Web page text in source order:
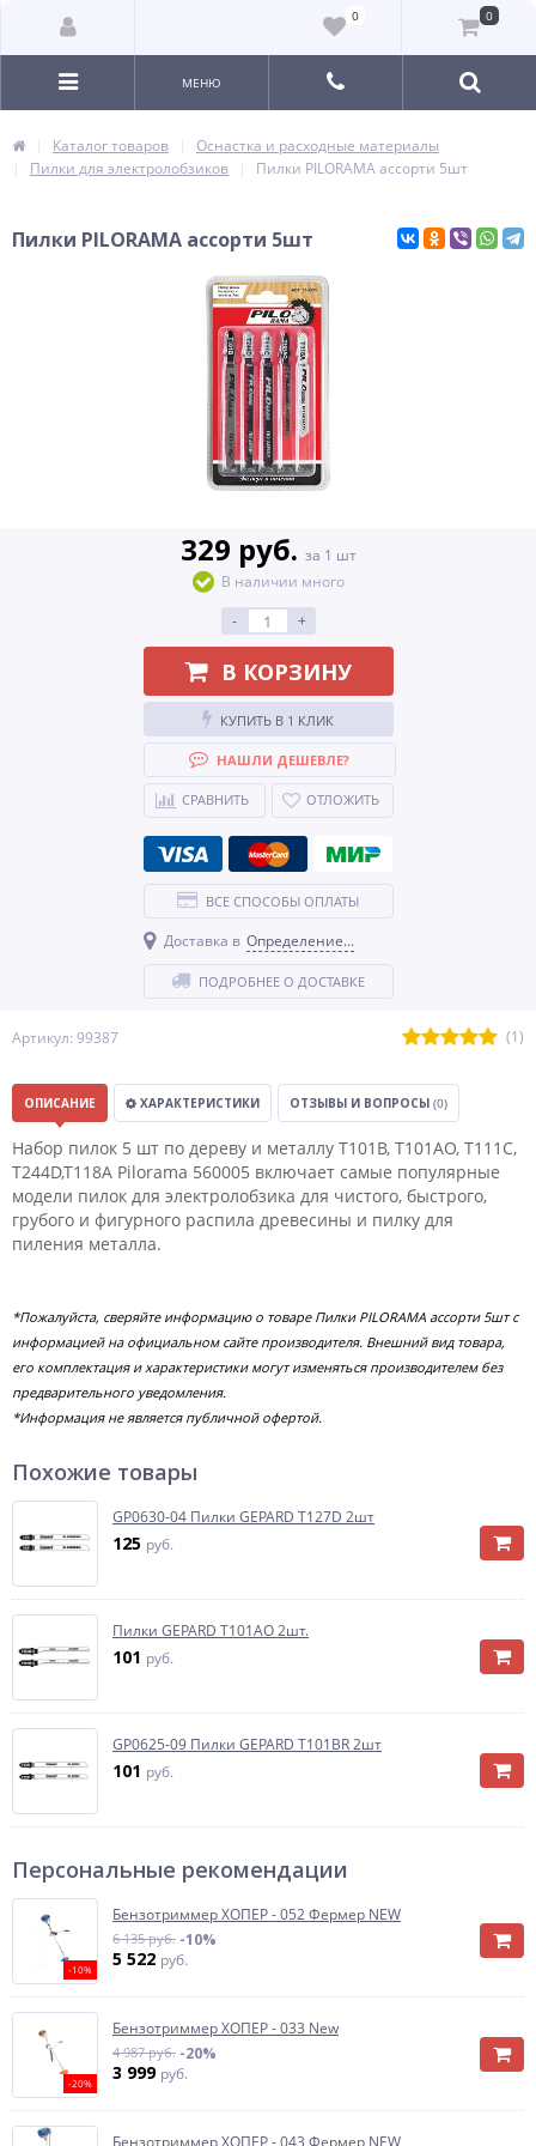
0 0
МЕНЮ
Каталог товаров
Оснастка и расходные материалы
Пилки для электролобзиков
Пилки PILORAMA ассорти 5шт
Пилки PILORAMA ассорти 5шт
Артикул: 99387 (1)
329 руб. за 1 шт
В наличии много
-
+
В КОРЗИНУ
КУПИТЬ В 1 КЛИК
НАШЛИ ДЕШЕВЛЕ?
СРАВНИТЬ ОТЛОЖИТЬ
ВСЕ СПОСОБЫ ОПЛАТЫ
Доставка в Определение...
ПОДРОБНЕЕ О ДОСТАВКЕ
ОПИСАНИЕ ХАРАКТЕРИСТИКИ ОТЗЫВЫ И ВОПРОСЫ (0)
Набор пилок 5 шт по дереву и металлу T101B, T101AO, T111C,
T244D,T118A Pilorama 560005 включает самые популярные
модели пилок для электролобзика для чистого, быстрого,
грубого и фигурного распила древесины и пилку для
пиления металла.
*Пожалуйста, сверяйте информацию о товаре Пилки PILORAMA ассорти 5шт с
информацией на официальном сайте производителя. Внешний вид товара,
его комплектация и характеристики могут изменяться производителем без
предварительного уведомления.
*Информация не является публичной офертой.
Похожие товары
GP0630-04 Пилки GEPARD T127D 2шт
125 руб.
Пилки GEPARD T101AO 2шт.
101 руб.
GP0625-09 Пилки GEPARD T101BR 2шт
101 руб.
Персональные рекомендации
-10%
Бензотриммер ХОПЕР - 052 Фермер NEW
6 135 руб. -10%
5 522 руб.
-20%
Бензотриммер ХОПЕР - 033 New
4 987 руб. -20%
3 999 руб.
Бензотриммер ХОПЕР - 043 Фермер NEW